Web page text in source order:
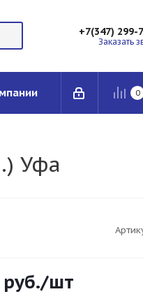
+7(347) 299-
Заказать
0
Уфа
/шт